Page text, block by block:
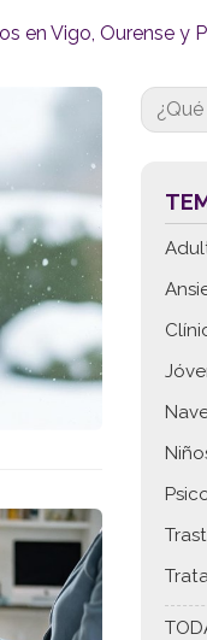
en Vigo, Ourense y